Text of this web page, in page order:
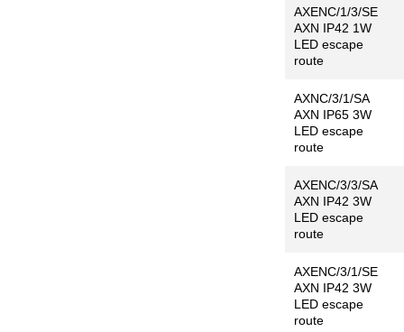
AXENC/1/3/SE
AXN IP42 1W
LED escape
route
AXNC/3/1/SA
AXN IP65 3W
LED escape
route
AXENC/3/3/SA
AXN IP42 3W
LED escape
route
AXENC/3/1/SE
AXN IP42 3W
LED escape
route